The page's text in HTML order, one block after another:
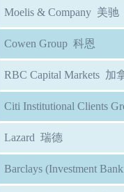
Moelis & Company 美驰
Cowen Group 科恩
RBC Capital Markets 加
Citi Institutional Clients
Lazard 瑞德
Barclays (Investment